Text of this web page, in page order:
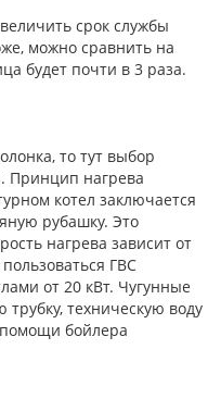
срок службы
можно сравнить на
будет почти в 3 раза.
то тут выбор
Принцип нагрева
котел заключается
рубашку. Это
нагрева зависит от
ГВС
от 20 кВт. Чугунные
техническую воду
бойлера